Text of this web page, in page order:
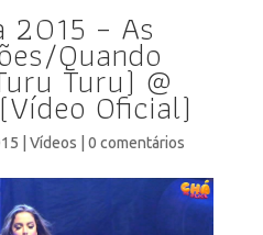
2015 – As
Quando
Turu) @
Oficial)
Vídeos 0 comentários